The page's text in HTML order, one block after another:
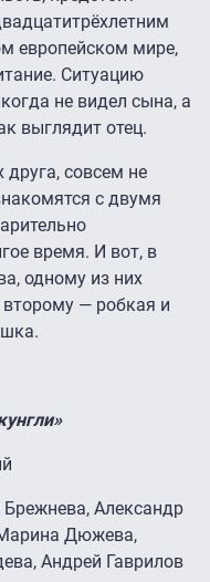
европейском мире,
Ситуацию
не видел сына, а
выглядит отец.
друга, совсем не
с двумя
время. И вот, в
одному из них
второму — робкая и
Брежнева, Александр
Дюжева,
Андрей Гаврилов